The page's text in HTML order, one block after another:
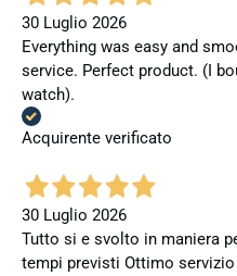
30 Luglio 2026
Everything was easy and
service. Perfect product. (I
watch).
Acquirente verificato
30 Luglio 2026
Tutto si e svolto in maniera
tempi previsti Ottimo